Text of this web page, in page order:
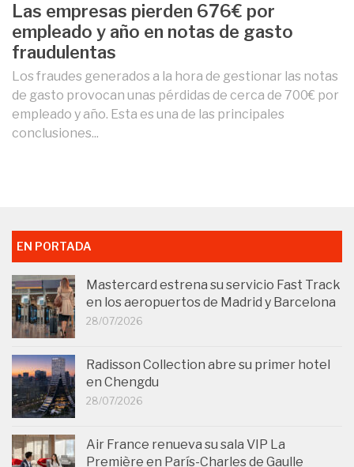
Las empresas pierden 676€ por
empleado y año en notas de gasto
fraudulentas
Los fraudes generados a la hora de gestionar las notas
de gasto provocan unas pérdidas de cerca de 700€ por
empleado y año. Esta es una de las principales
conclusiones...
EN PORTADA
Mastercard estrena su servicio Fast Track
en los aeropuertos de Madrid y Barcelona
28/07/2026
Radisson Collection abre su primer hotel
en Chengdu
28/07/2026
Air France renueva su sala VIP La
Première en París-Charles de Gaulle